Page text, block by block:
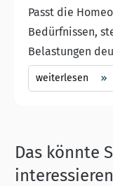
Passt die
Bedürfnissen,
Belastungen
weiterlesen
Das könnte